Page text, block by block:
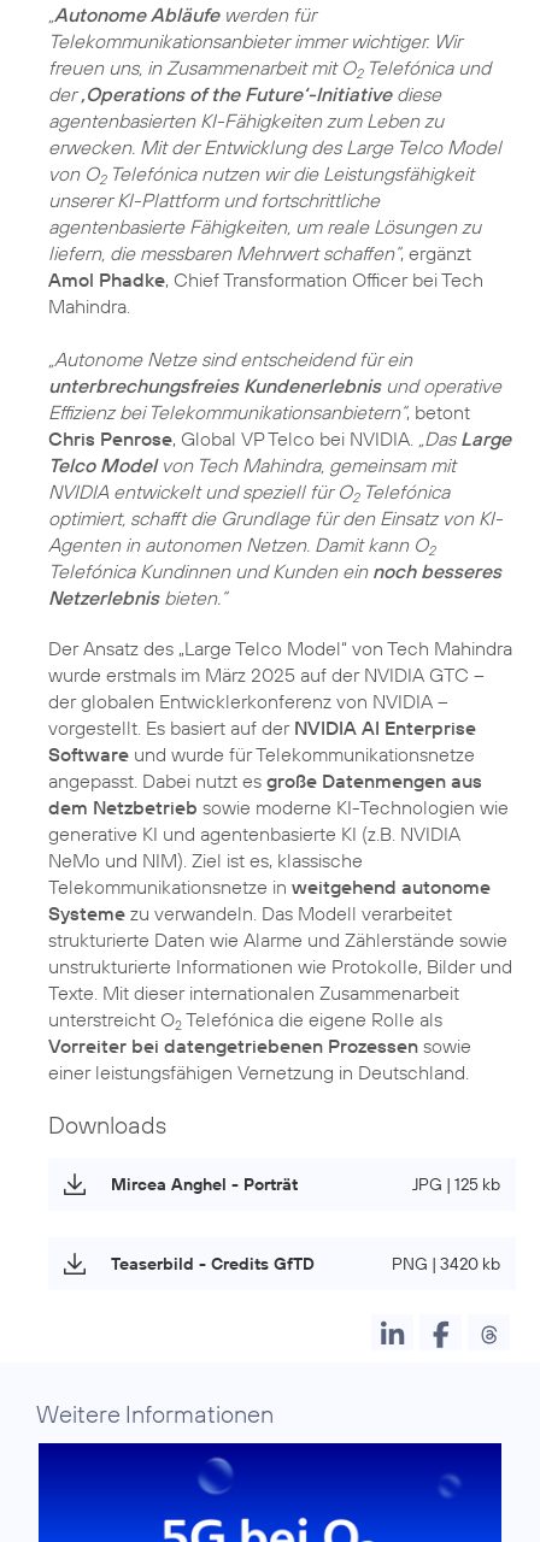
Autonome Abläufewerden für
Telekommunikationsanbieter immer wichtiger. Wir
freuen uns, in Zusammenarbeit mit O2Telefónica und
der‚Operations of the Future‘-Initiativediese
agentenbasierten KI-Fähigkeiten zum Leben zu
erwecken. Mit der Entwicklung des Large Telco Model
von O2Telefónica nutzen wir die Leistungsfähigkeit
unserer KI-Plattform und fortschrittliche
agentenbasierte Fähigkeiten, um reale Lösungen zu
liefern, die messbaren Mehrwert schaffen“, ergänzt
Amol Phadke, Chief Transformation Officer bei Tech
Mahindra.
„Autonome Netze sind entscheidend für ein
unterbrechungsfreies Kundenerlebnisund operative
Effizienz bei Telekommunikationsanbietern“, betont
Chris Penrose, Global VP Telco bei NVIDIA. „Das Large
Telco Modelvon Tech Mahindra, gemeinsam mit
NVIDIA entwickelt und speziell für O2Telefónica
optimiert, schafft die Grundlage für den Einsatz von KI-
Agenten in autonomen Netzen. Damit kann O2
Telefónica Kundinnen und Kunden ein noch besseres
Netzerlebnisbieten.“
Der Ansatz des „Large Telco Model“ von Tech Mahindra
wurde erstmals im März 2025 auf der NVIDIA GTC –
der globalen Entwicklerkonferenz von NVIDIA –
vorgestellt. Es basiert auf der NVIDIA AI Enterprise
Software und wurde für Telekommunikationsnetze
angepasst. Dabei nutzt es große Datenmengen aus
dem Netzbetrieb sowie moderne KI-Technologien wie
generative KI und agentenbasierte KI (z.B. NVIDIA
NeMo und NIM). Ziel ist es, klassische
Telekommunikationsnetze in weitgehend autonome
Systeme zu verwandeln. Das Modell verarbeitet
strukturierte Daten wie Alarme und Zählerstände sowie
unstrukturierte Informationen wie Protokolle, Bilder und
Texte. Mit dieser internationalen Zusammenarbeit
unterstreicht O2 Telefónica die eigene Rolle als
Vorreiter bei datengetriebenen Prozessen sowie
einer leistungsfähigen Vernetzung in Deutschland.
Downloads
Mircea Anghel - Porträt JPG | 125 kb
Teaserbild - Credits GfTD PNG | 3420 kb
Weitere Informationen